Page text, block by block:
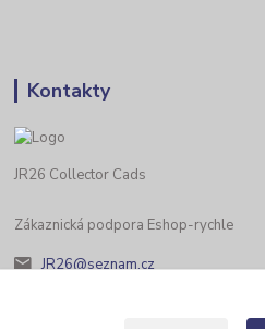
Kontakty
JR26 Collector Cads
Zákaznická podpora Eshop-rychle
JR26@seznam.cz